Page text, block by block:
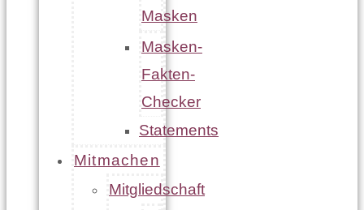
Masken
Masken-
Fakten-
Checker
Statements
Mitmachen
Mitgliedschaft